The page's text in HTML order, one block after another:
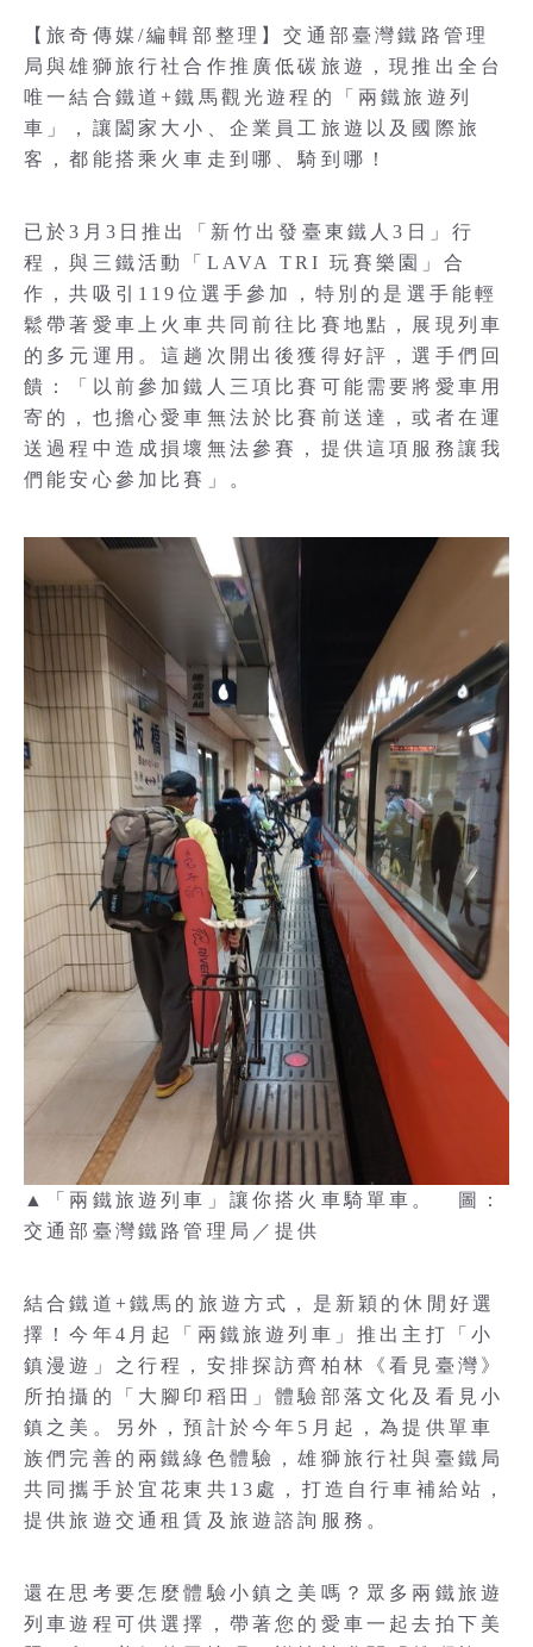
【旅奇傳媒/編輯部整理】交通部臺灣鐵路管理
局與雄獅旅行社合作推廣低碳旅遊，現推出全台
唯一結合鐵道+鐵馬觀光遊程的「兩鐵旅遊列
車」，讓闔家大小、企業員工旅遊以及國際旅
客，都能搭乘火車走到哪、騎到哪！
已於3月3日推出「新竹出發臺東鐵人3日」行
程，與三鐵活動「LAVA TRI 玩賽樂園」合
作，共吸引119位選手參加，特別的是選手能輕
鬆帶著愛車上火車共同前往比賽地點，展現列車
的多元運用。這趟次開出後獲得好評，選手們回
饋：「以前參加鐵人三項比賽可能需要將愛車用
寄的，也擔心愛車無法於比賽前送達，或者在運
送過程中造成損壞無法參賽，提供這項服務讓我
們能安心參加比賽」。
▲「兩鐵旅遊列車」讓你搭火車騎單車。 圖：
交通部臺灣鐵路管理局／提供
結合鐵道+鐵馬的旅遊方式，是新穎的休閒好選
擇！今年4月起「兩鐵旅遊列車」推出主打「小
鎮漫遊」之行程，安排探訪齊柏林《看見臺灣》
所拍攝的「大腳印稻田」體驗部落文化及看見小
鎮之美。另外，預計於今年5月起，為提供單車
族們完善的兩鐵綠色體驗，雄獅旅行社與臺鐵局
共同攜手於宜花東共13處，打造自行車補給站，
提供旅遊交通租賃及旅遊諮詢服務。
還在思考要怎麼體驗小鎮之美嗎？眾多兩鐵旅遊
列車遊程可供選擇，帶著您的愛車一起去拍下美